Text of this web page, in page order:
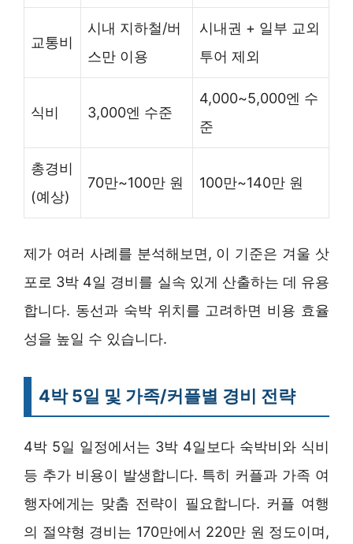
교통비
시내 지하철/버
스만 이용
시내권 + 일부 교외
투어 제외
식비 3,000엔 수준
4,000~5,000엔 수
준
총경비
(예상)
70만~100만 원 100만~140만 원
제가 여러 사례를 분석해보면, 이 기준은 겨울 삿
포로 3박 4일 경비를 실속 있게 산출하는 데 유용
합니다. 동선과 숙박 위치를 고려하면 비용 효율
성을 높일 수 있습니다.
4박 5일 및 가족/커플별 경비 전략
4박 5일 일정에서는 3박 4일보다 숙박비와 식비
등 추가 비용이 발생합니다. 특히 커플과 가족 여
행자에게는 맞춤 전략이 필요합니다. 커플 여행
의 절약형 경비는 170만에서 220만 원 정도이며,